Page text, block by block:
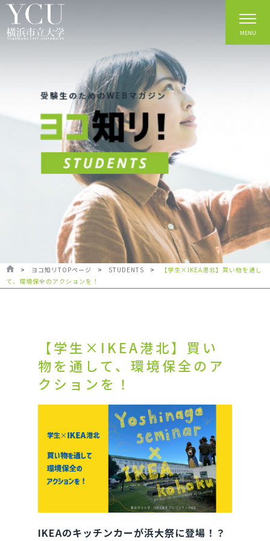
MENU
> ヨコ知リTOPページ > STUDENTS >
【学生×IKEA港北】買い物を通し
て、環境保全のアクションを！
【学生×IKEA港北】買い
物を通して、環境保全のア
クションを！
IKEAのキッチンカーが浜大祭に登場！？